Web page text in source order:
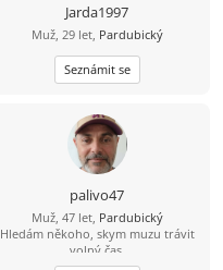
Jarda1997
Muž, 29 let, Pardubický
Seznámit se
palivo47
Muž, 47 let, Pardubický
Hledám někoho, skym muzu trávit
,volný čas..